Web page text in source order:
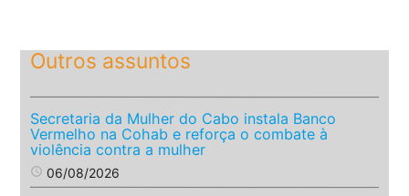
Outros assuntos
Secretaria da Mulher do Cabo instala Banco
Vermelho na Cohab e reforça o combate à
violência contra a mulher
access_time 06/08/2026